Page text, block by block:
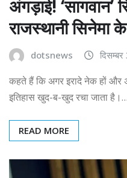
अंगड़ाई! ‘सागवान’
राजस्थानी
dotsnews
कहते हैं कि अगर इरादे नेक हों और
इतिहास खुद-ब-खुद रचा जाता है।…
READ MORE